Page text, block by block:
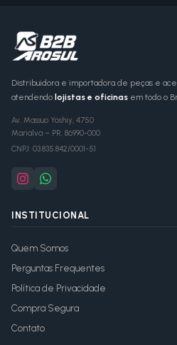
Distribuidora e importadora de peças e
atendendo lojistas e oficinas em todo o
Av. Massuo Yoshiy, 4750
Marialva – PR, 86990-000
CNPJ: 03.835.842/0001-51
INSTITUCIONAL
Quem Somos
Perguntas Frequentes
Política de Privacidade
Compra Segura
Contato